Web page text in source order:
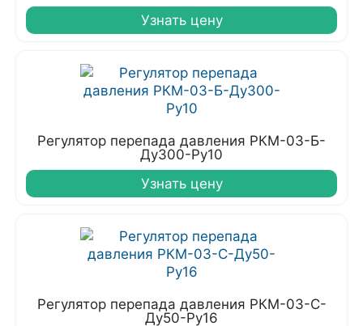
Узнать цену
Регулятор перепада давления РКМ-03-Б-
Ду300-Ру10
Узнать цену
Регулятор перепада давления РКМ-03-С-
Ду50-Ру16